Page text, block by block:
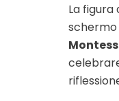
La figura
schermo